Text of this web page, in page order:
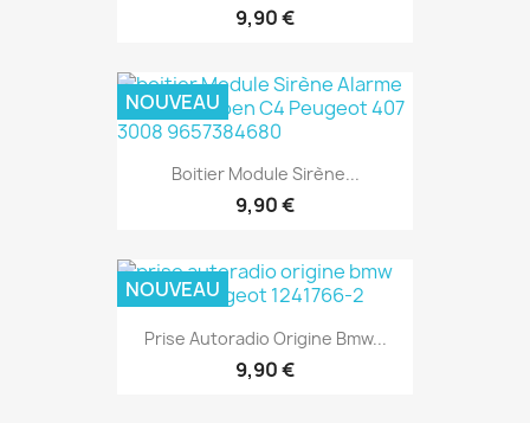
9,90 €
Boitier Module Sirène...
9,90 €
NOUVEAU
Prise Autoradio Origine Bmw...
9,90 €
NOUVEAU